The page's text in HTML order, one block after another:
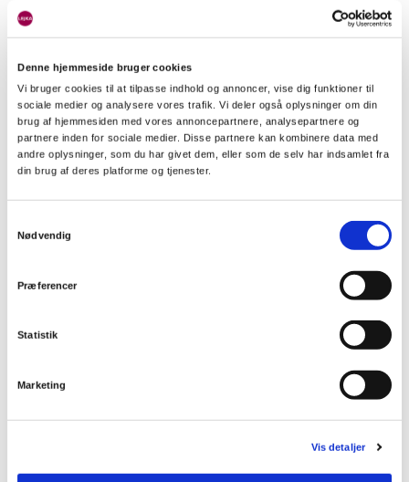
Denne hjemmeside bruger cookies
Vi bruger cookies til at tilpasse indhold og annoncer, vise dig funktioner til
sociale medier og analysere vores trafik. Vi deler også oplysninger om din
brug af hjemmesiden med vores annoncepartnere, analysepartnere og
partnere inden for sociale medier. Disse partnere kan kombinere data med
andre oplysninger, som du har givet dem, eller som de selv har indsamlet fra
din brug af deres platforme og tjenester.
Nødvendig
Præferencer
Statistik
Marketing
Vis detaljer
5. Hvordan fungerer
60/40-reglen ved
udlejning af hus?
gennem den såkaldte 60/40-regel. Efter du har fratrukket dit
bundfradrag på 35.100 kr. (ved brug af LEJKA), skal du ikke
standardfradrag på yderligere 40 %.
Dette fradrag er tiltænkt at dække alle dine faktiske udgifter til
hvidevarer. Det smarte ved 60/40-reglen er, at du får fradraget
uanset, om du rent faktisk har haft udgifter for det beløb eller ej.
Du skal altså kun betale personlig indkomstskat af de
økonomisk attraktive former for passiv indkomst i Danmark.